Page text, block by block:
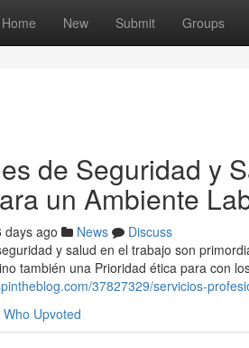
Home New Submit Groups
de Seguridad y
un Ambiente
days ago News
Discuss
y salud en el trabajo son
también una Prioridad ética para con
37827329/servicios-
Who Upvoted